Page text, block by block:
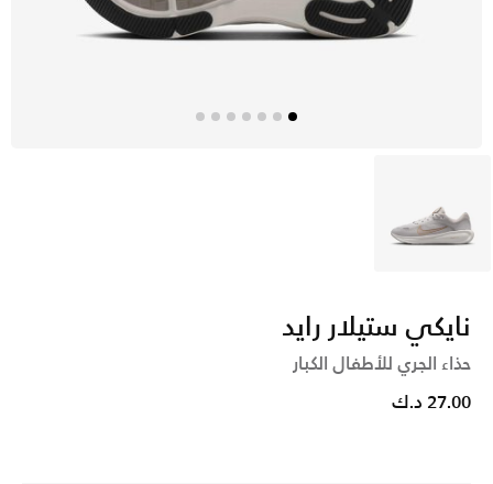
أسود
نايكي ستيلار رايد
حذاء الجري للأطفال الكبار
27.00 د.ك